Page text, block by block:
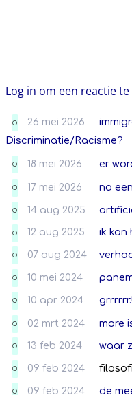
Log in om een reactie
O 26 mei 2026
Discriminatie/Racisme?
O 18 mei 2026 er
O 17 mei 2026 na
O 14 aug 2025
O 12 aug 2025 ik kan
O 07 aug 2024
O 10 mei 2024
O 10 apr 2024
O 02 mrt 2024 more
O 13 feb 2024 waar
O 09 feb 2024
O 09 feb 2024 de